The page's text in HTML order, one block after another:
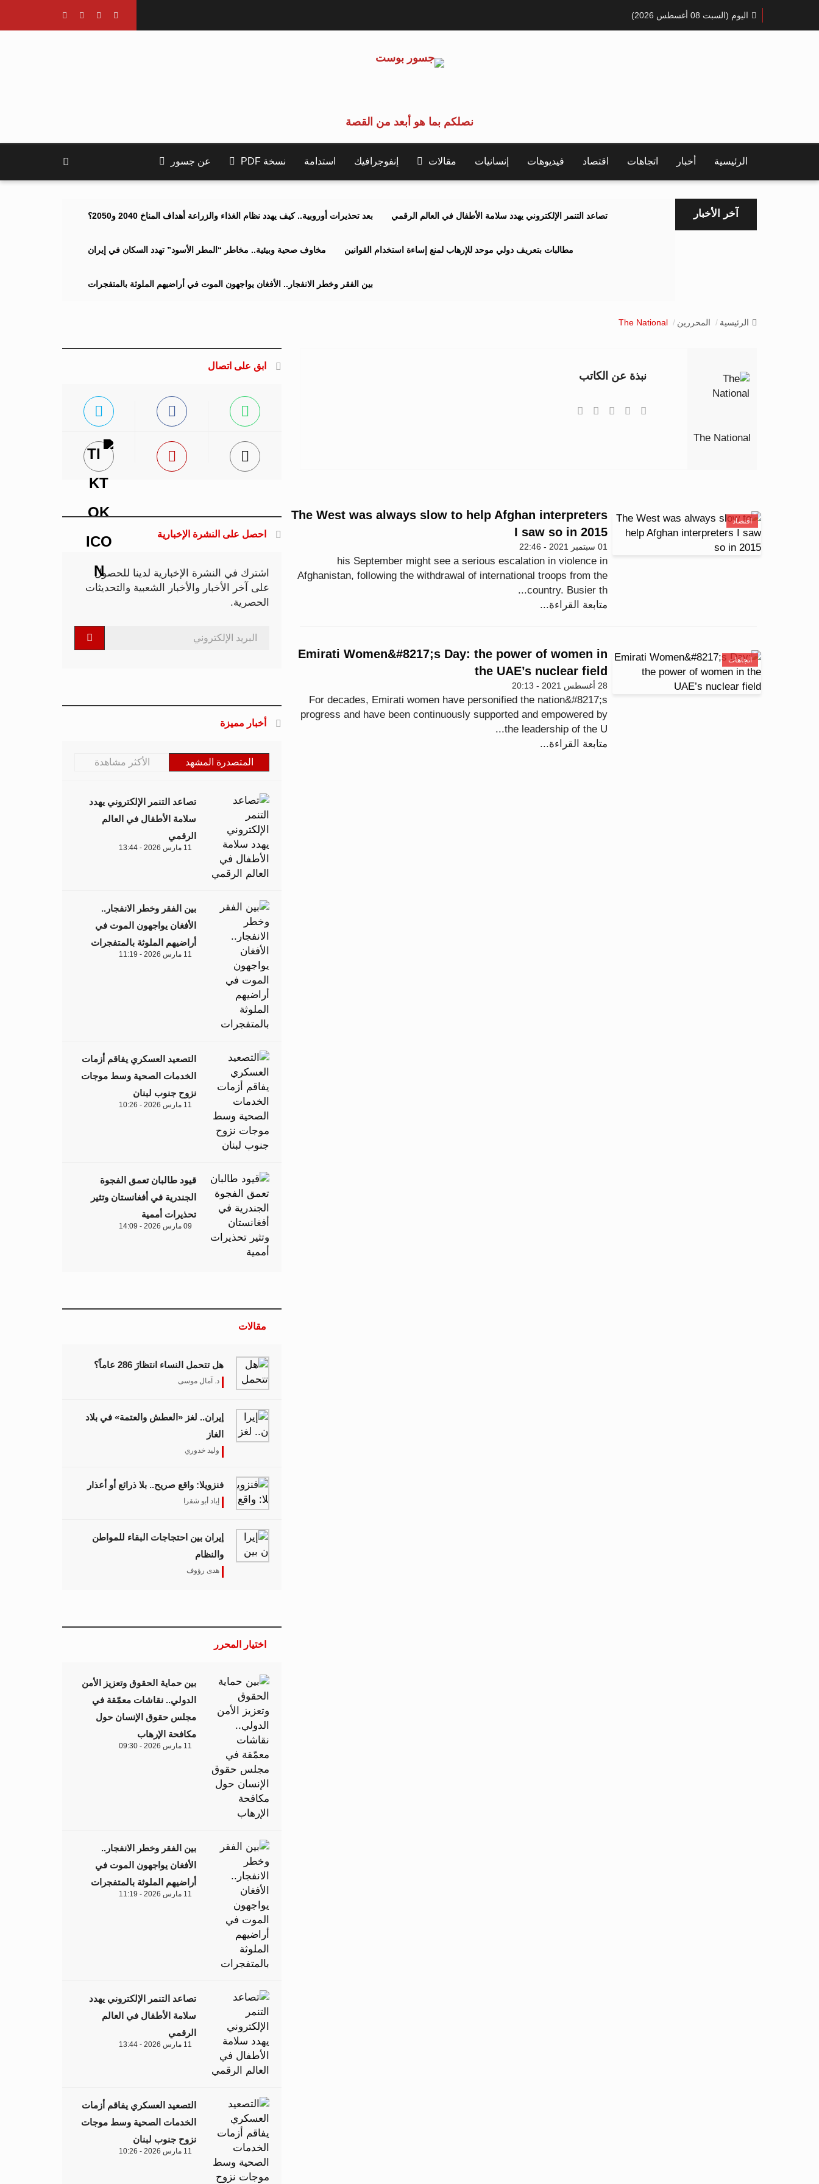
اليوم (السبت 08 أغسطس 2026)
نصلكم بما هو أبعد من القصة
الرئيسية أخبار اتجاهات اقتصاد فيديوهات إنسانيات مقالات إنفوجرافيك استدامة نسخة PDF عن جسور
آخر الأخبار بعد تحذيرات أوروبية.. كيف يهدد نظام الغذاء والزراعة أهداف المناخ 2040 و2050؟ تصاعد التنمر الإلكتروني يهدد سلامة الأطفال في العالم الرقمي
مخاوف صحية وبيئية.. مخاطر “المطر الأسود” تهدد السكان في إيران مطالبات بتعريف دولي موحد للإرهاب لمنع إساءة استخدام القوانين
بين الفقر وخطر الانفجار.. الأفغان يواجهون الموت في أراضيهم الملوثة بالمتفجرات
الرئيسية المحررين The National
The National
نبذة عن الكاتب
اقتصاد
The West was always slow to help Afghan interpreters
I saw so in 2015
01 سبتمبر 2021 - 22:46
his September might see a serious escalation in violence in
Afghanistan, following the withdrawal of international troops from the
country. Busier th...
متابعة القراءة...
اتجاهات
Emirati Women&#8217;s Day: the power of women in
the UAE’s nuclear field
28 أغسطس 2021 - 20:13
For decades, Emirati women have personified the nation&#8217;s
progress and have been continuously supported and empowered by
the leadership of the U...
متابعة القراءة...
ابق على اتصال
احصل على النشرة الإخبارية
اشترك في النشرة الإخبارية لدينا للحصول
على آخر الأخبار والأخبار الشعبية والتحديثات
الحصرية.
أخبار مميزة
المتصدرة المشهد الأكثر مشاهدة
تصاعد التنمر الإلكتروني يهدد
سلامة الأطفال في العالم
الرقمي
11 مارس 2026 - 13:44
بين الفقر وخطر الانفجار..
الأفغان يواجهون الموت في
أراضيهم الملوثة بالمتفجرات
11 مارس 2026 - 11:19
التصعيد العسكري يفاقم أزمات
الخدمات الصحية وسط موجات
نزوح جنوب لبنان
11 مارس 2026 - 10:26
قيود طالبان تعمق الفجوة
الجندرية في أفغانستان وتثير
تحذيرات أممية
09 مارس 2026 - 14:09
مقالات
هل تتحمل النساء انتظارَ 286 عاماً؟
د. آمال موسى
إيران.. لغز «العطش والعتمة» في بلاد
الغاز
وليد خدوري
فنزويلا: واقع صريح.. بلا ذرائع أو أعذار
إياد أبو شقرا
إيران بين احتجاجات البقاء للمواطن
والنظام
هدى رؤوف
اختيار المحرر
بين حماية الحقوق وتعزيز الأمن
الدولي.. نقاشات معمّقة في
مجلس حقوق الإنسان حول
مكافحة الإرهاب
11 مارس 2026 - 09:30
بين الفقر وخطر الانفجار..
الأفغان يواجهون الموت في
أراضيهم الملوثة بالمتفجرات
11 مارس 2026 - 11:19
تصاعد التنمر الإلكتروني يهدد
سلامة الأطفال في العالم
الرقمي
11 مارس 2026 - 13:44
التصعيد العسكري يفاقم أزمات
الخدمات الصحية وسط موجات
نزوح جنوب لبنان
11 مارس 2026 - 10:26